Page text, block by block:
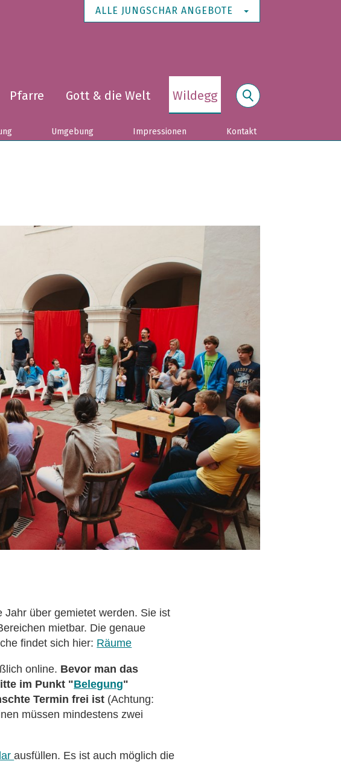
ALLE JUNGSCHAR ANGEBOTE
Pfarre Gott & die Welt Wildegg
Umgebung Impressionen Kontakt
Jahr über gemietet werden. Sie ist
mietbar. Die genaue
findet sich hier: Räume
online. Bevor man das
im Punkt "Belegung"
Termin frei ist (Achtung:
müssen mindestens zwei
ausfüllen. Es ist auch möglich die